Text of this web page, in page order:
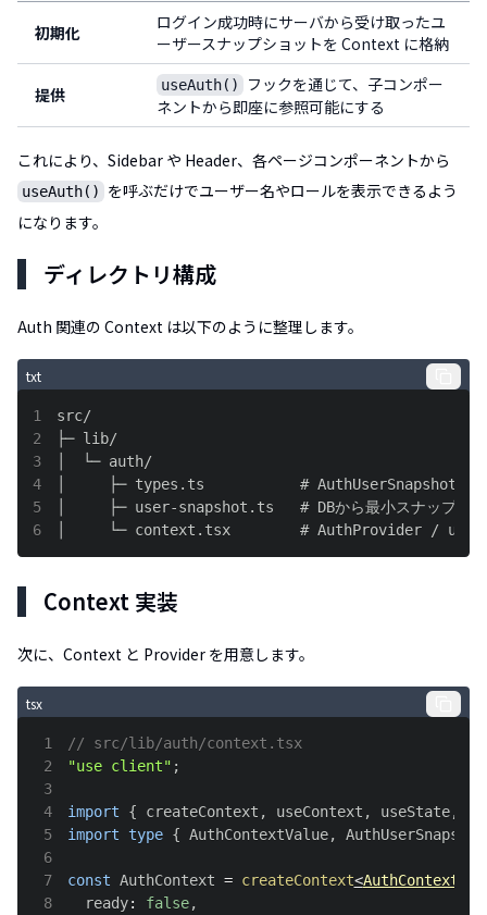
初期化
ログイン成功時にサーバから受け取ったユ
ーザースナップショットを Context に格納
提供 useAuth()
フックを通じて、子コンポー
ネントから即座に参照可能にする
これにより、Sidebar や Header、各ページコンポーネントから
useAuth()
を呼ぶだけでユーザー名やロールを表示できるよう
になります。
ディレクトリ構成
Auth 関連の Context は以下のように整理します。
txt
1
2
3
4
5
6
│     └─ context.tsx        # AuthProvider /
Context 実装
次に、Context と Provider を用意します。
tsx
1
// src/lib/auth/context.tsx
2
"use client" ;
3
4
import { createContext , useContext , useState,
5
import type { AuthContextValue,
AuthUserSnapshot
6
7
const AuthContext = createContext<
8
  ready
: false,